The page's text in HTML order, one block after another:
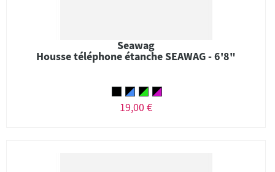
Seawag
Housse téléphone étanche SEAWAG - 6'8"
19,00 €